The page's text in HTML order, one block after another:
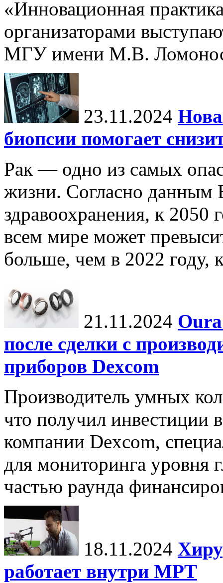
«Инновационная
организаторами
МГУ имени М.В.
23.11.2024
биопсии помогает
Рак — одно из самых
жизни. Согласно данным
здравоохранения, к 2050
всем мире может
больше, чем в 2022 году,
21.11.2024
после сделки с
приборов Dexcom
Производитель умных
что получил инвестиции
компании Dexcom,
для мониторинга уровня
частью раунда
18.11.2024
работает внутри МРТ